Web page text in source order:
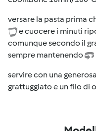
versare la pasta prima
e cuocere i minuti
comunque secondo il
sempre mantenendo
servire con una
grattuggiato e un filo di